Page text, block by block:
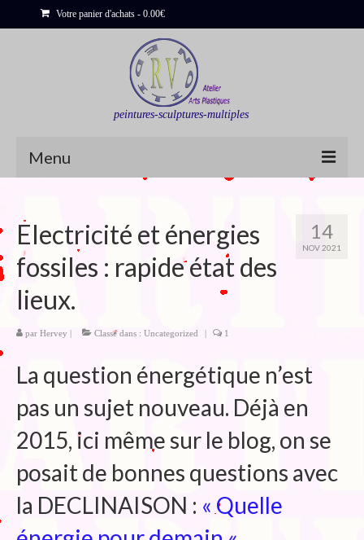
Votre panier d'achats - 0.00€
peintures-sculptures-multiples
Menu
Sculptures
Bois flottés
Peinture : Cartes et Itinéraires
Déclinaisons
Blog
Bibliographie
Edition de Cartes postales.
Au temps du Covid
Post-it politiques
14
NOV 2021
Electricité et énergies
fossiles : rapide état des
lieux.
par Hervey | Classé dans : Uncategorized | 1
La question énergétique n’est
pas un sujet nouveau. Déjà en
2015, ici même sur le blog, on se
posait de bonnes questions avec
la DECLINAISON : « Quelle